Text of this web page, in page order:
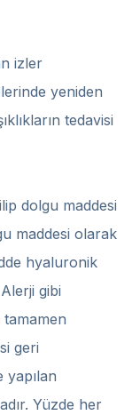
izler
yeniden
tedavisi
dolgu maddesi
maddesi olarak
hyaluronik
gibi
geri
Yüzde her